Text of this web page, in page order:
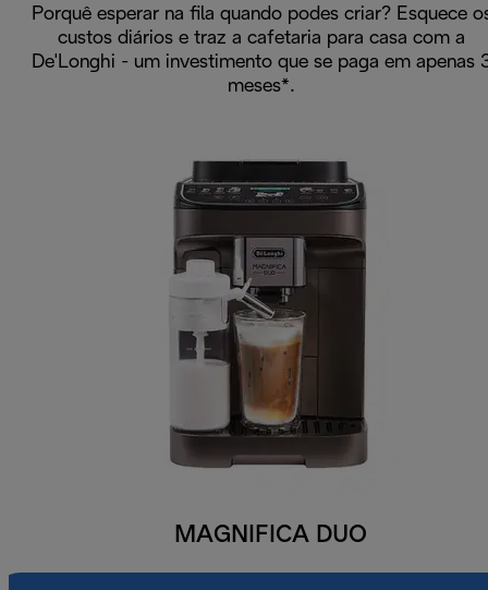
Porquê esperar na fila quando podes criar? Esquece
custos diários e traz a cafetaria para casa com a
De'Longhi - um investimento que se paga em apenas
meses*.
MAGNIFICA DUO